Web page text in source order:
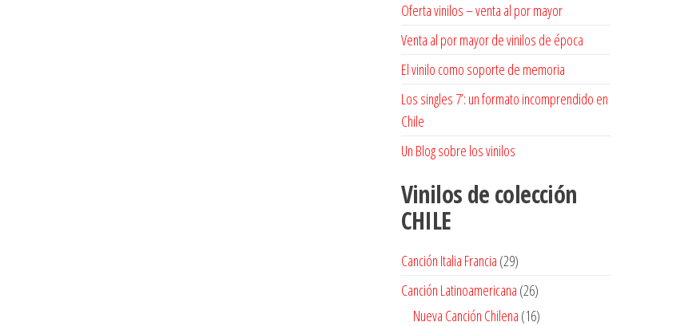
Oferta vinilos – venta al por mayor
Venta al por mayor de vinilos de época
El vinilo como soporte de memoria
Los singles 7’: un formato incomprendido en
Chile
Un Blog sobre los vinilos
Vinilos de colección
CHILE
Canción Italia Francia 2929
productos
Canción Latinoamericana 2626
productos
Nueva Canción Chilena 1616